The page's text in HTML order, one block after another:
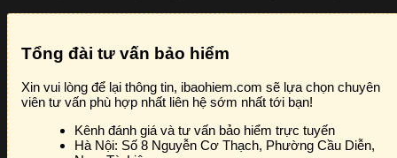
Tổng đài tư vấn bảo hiểm
Xin vui lòng để lại thông tin, ibaohiem.com sẽ lựa chọn chuyên
viên tư vấn phù hợp nhất liên hệ sớm nhất tới bạn!
Kênh đánh giá và tư vấn bảo hiểm trực tuyến
Hà Nội: Số 8 Nguyễn Cơ Thạch, Phường Cầu Diễn,